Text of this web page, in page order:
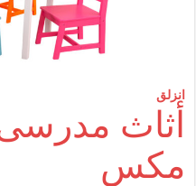
انزلق
أثاث
مكس